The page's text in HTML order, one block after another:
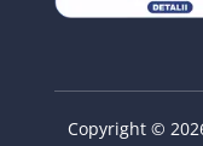
Copyright ©